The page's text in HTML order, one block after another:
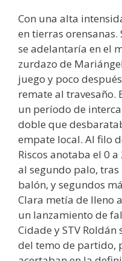
Con una alta
en tierras orensanas.
se adelantaría en el
zurdazo de
juego y poco
remate al travesaño.
un período de
doble que
empate local. Al filo
Riscos anotaba el 0
al segundo palo,
balón, y segundos
Clara metía de lleno
un lanzamiento de
Cidade y STV
del temo de partido,